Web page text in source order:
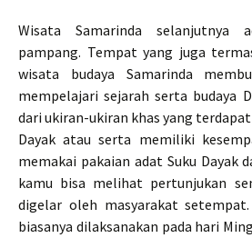
Wisata Samarinda selanjutnya
pampang. Tempat yang juga
wisata budaya Samarinda
mempelajari sejarah serta budaya
dari ukiran-ukiran khas yang
Dayak atau serta memiliki
memakai pakaian adat Suku Dayak
kamu bisa melihat pertunjukan
digelar oleh masyarakat
biasanya dilaksanakan pada hari